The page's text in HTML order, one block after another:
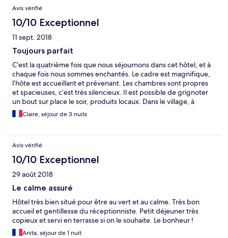
Avis vérifié
10/10 Exceptionnel
11 sept. 2018
Toujours parfait
C’est la quatrième fois que nous séjournons dans cet hôtel, et à
chaque fois nous sommes enchantés. Le cadre est magnifique,
l’hôte est accueillant et prévenant. Les chambres sont propres
et spacieuses, c’est très silencieux. Il est possible de grignoter
un bout sur place le soir, produits locaux. Dans le village, à
quelques minutes à pieds, il y a plusieurs restaurant, un café-
tabac, un moulin à visiter, des expos aux cloître. Les villages
faire, et des superbes lieux à découvrir.
Claire, séjour de 3 nuits
Avis vérifié
10/10 Exceptionnel
29 août 2018
Le calme assuré
Hôtel très bien situé pour être au vert et au calme. Très bon
accueil et gentillesse du réceptionniste. Petit déjeuner très
copieux et servi en terrasse si on le souhaite. Le bonheur !
Anita, séjour de 1 nuit